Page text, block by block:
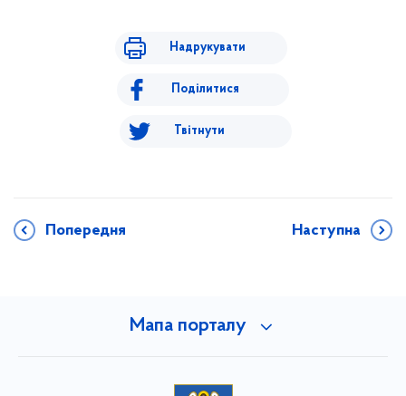
Надрукувати
Поділитися
Твітнути
Попередня Наступна
Мапа порталу